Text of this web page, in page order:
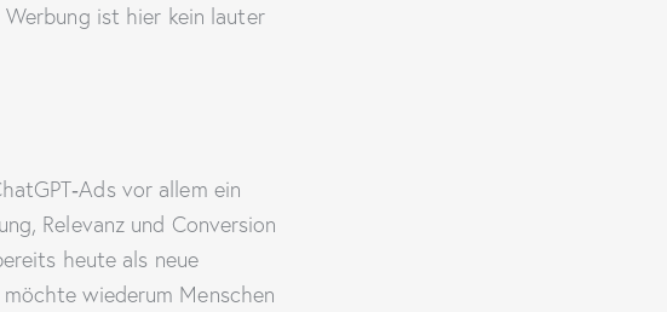
ist hier kein lauter
vor allem ein
Relevanz und Conversion
heute als neue
wiederum Menschen